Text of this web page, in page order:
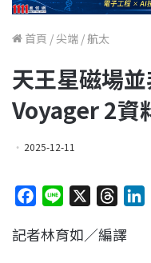
首頁 /尖端 /航太
天王星磁場
Voyager 2資
2025-12-11
c
n
r
記者林育如／編譯